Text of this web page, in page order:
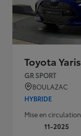
Toyota Yaris
GR SPORT
BOULAZAC
HYBRIDE
Mise en circulation
11-2025